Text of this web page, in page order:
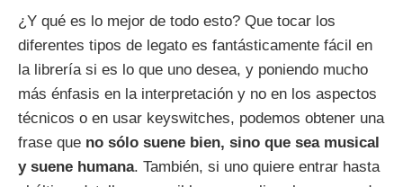
¿Y qué es lo mejor de todo esto? Que tocar los
diferentes tipos de legato es fantásticamente fácil en
la librería si es lo que uno desea, y poniendo mucho
más énfasis en la interpretación y no en los aspectos
técnicos o en usar keyswitches, podemos obtener una
frase que no sólo suene bien, sino que sea musical
y suene humana. También, si uno quiere entrar hasta